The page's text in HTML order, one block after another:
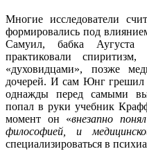
Многие исследователи
формировались под
Самуил, бабка
практиковали
«духовидцами», позже
дочерей. И сам Юнг грешил
однажды перед самыми
попал в руки учебник
момент он «внезапно
философией, и
специализироваться в